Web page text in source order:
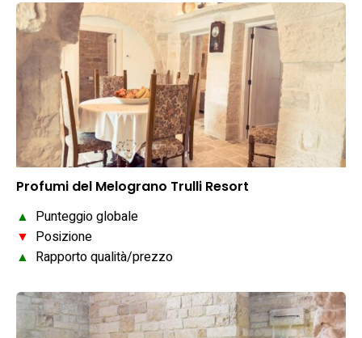
Profumi del Melograno Trulli Resort
▲ Punteggio globale
▼ Posizione
▲ Rapporto qualità/prezzo